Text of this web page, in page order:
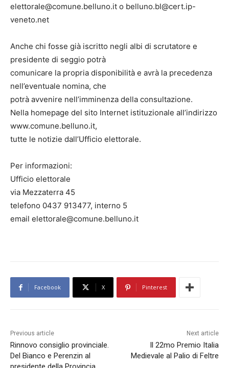
elettorale@comune.belluno.it o belluno.bl@cert.ip-
veneto.net
Anche chi fosse già iscritto negli albi di scrutatore e
presidente di seggio potrà
comunicare la propria disponibilità e avrà la precedenza
nell’eventuale nomina, che
potrà avvenire nell’imminenza della consultazione.
Nella homepage del sito Internet istituzionale all’indirizzo
www.comune.belluno.it,
tutte le notizie dall’Ufficio elettorale.
Per informazioni:
Ufficio elettorale
via Mezzaterra 45
telefono 0437 913477, interno 5
email elettorale@comune.belluno.it
Facebook X Pinterest
Previous article
Rinnovo consiglio provinciale.
Del Bianco e Perenzin al
Next article
Il 22mo Premio Italia
Medievale al Palio di Feltre